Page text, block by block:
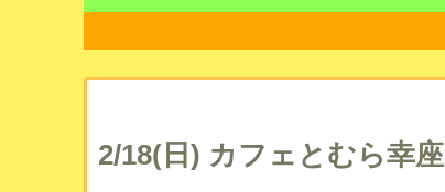
2/18(日) カフェとむら幸座